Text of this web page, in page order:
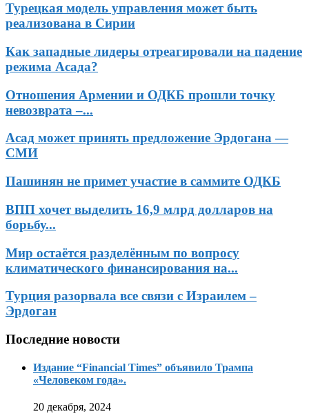
Турецкая модель управления может быть
реализована в Сирии
Как западные лидеры отреагировали на падение
режима Асада?
Отношения Армении и ОДКБ прошли точку
невозврата –...
Асад может принять предложение Эрдогана —
СМИ
Пашинян не примет участие в саммите ОДКБ
ВПП хочет выделить 16,9 млрд долларов на
борьбу...
Мир остаётся разделённым по вопросу
климатического финансирования на...
Турция разорвала все связи с Израилем –
Эрдоган
Последние новости
Издание “Financial Times” объявило Трампа
«Человеком года».
20 декабря, 2024